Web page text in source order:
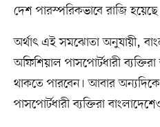
দেশ পারস্পরিকভাবে রাজি
অর্থাৎ এই সমঝোতা অনুযায়ী,
অফিশিয়াল পাসপোর্টধারী
থাকতে পারবেন। আবার
পাসপোর্টধারী ব্যক্তিরা